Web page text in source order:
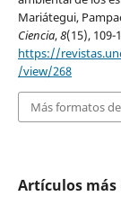
Mariátegui,
Ciencia,8(15), 109-
https://
/view/268
Más formatos
Artículos